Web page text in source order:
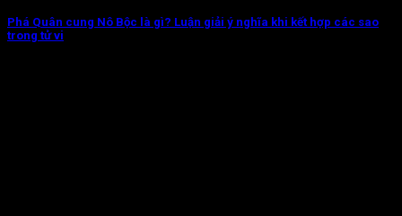
Phá Quân cung Nô Bộc là gì? Luận giải ý nghĩa khi kết hợp các sao
trong tử vi